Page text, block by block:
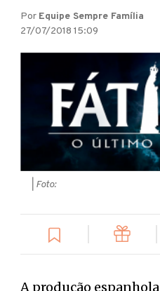
Por Equipe Sempre Família
27/07/2018 15:09
| Foto:
A produção espanhola